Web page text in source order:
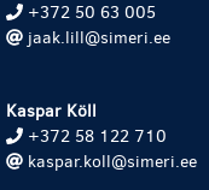
+372 50 63 005
jaak.lill@simeri.ee
Kaspar Köll
+372 58 122 710
kaspar.koll@simeri.ee